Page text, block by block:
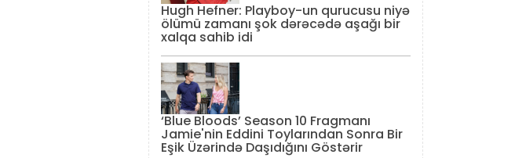
Hugh Hefner: Playboy-un qurucusu niyə
ölümü zamanı şok dərəcədə aşağı bir
xalqa sahib idi
‘Blue Bloods’ Season 10 Fragmanı
Jamie'nin Eddini Toylarından Sonra Bir
Eşik Üzərində Daşıdığını Göstərir